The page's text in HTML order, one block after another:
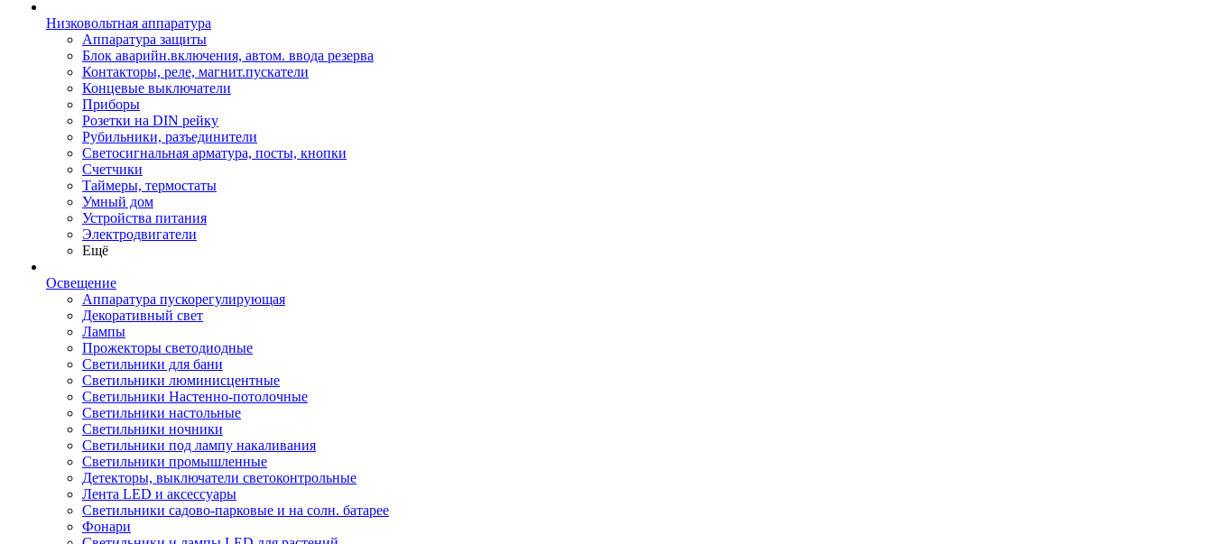
Низковольтная аппаратура
Аппаратура защиты
Блок аварийн.включения, автом. ввода резерва
Контакторы, реле, магнит.пускатели
Концевые выключатели
Приборы
Розетки на DIN рейку
Рубильники, разъединители
Светосигнальная арматура, посты, кнопки
Счетчики
Таймеры, термостаты
Умный дом
Устройства питания
Электродвигатели
Ещё
Освещение
Аппаратура пускорегулирующая
Декоративный свет
Лампы
Прожекторы светодиодные
Светильники для бани
Светильники люминисцентные
Светильники Настенно-потолочные
Светильники настольные
Светильники ночники
Светильники под лампу накаливания
Светильники промышленные
Детекторы, выключатели светоконтрольные
Лента LED и аксессуары
Светильники садово-парковые и на солн. батарее
Фонари